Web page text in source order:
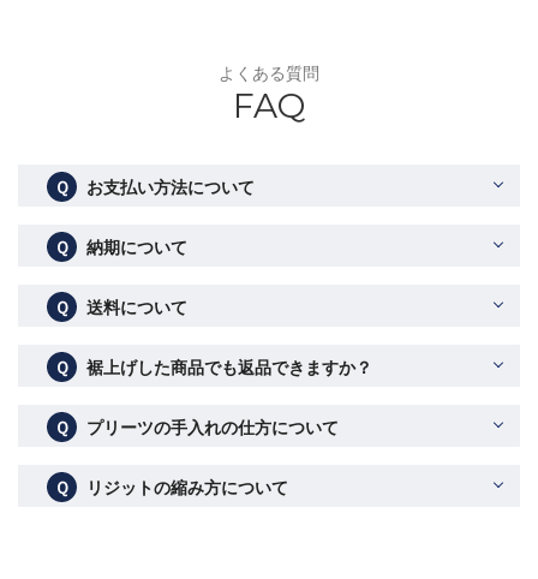
よくある質問
FAQ
Ｑ お支払い方法について
Ｑ 納期について
Ｑ 送料について
Ｑ 裾上げした商品でも返品できますか？
Ｑ プリーツの手入れの仕方について
Ｑ リジットの縮み方について